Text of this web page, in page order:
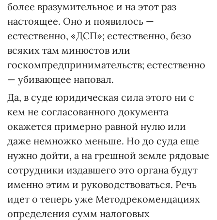
более вразумительное и на этот раз
настоящее. Оно и появилось —
естественно, «ДСП»; естественно, безо
всяких там минюстов или
госкомпредпринимательств; естественно
— убивающее наповал.
Да, в суде юридическая сила этого ни с
кем не согласованного документа
окажется примерно равной нулю или
даже немножко меньше. Но до суда еще
нужно дойти, а на грешной земле рядовые
сотрудники издавшего это органа будут
именно этим и руководствоваться. Речь
идет о теперь уже Методрекомендациях
определения сумм налоговых